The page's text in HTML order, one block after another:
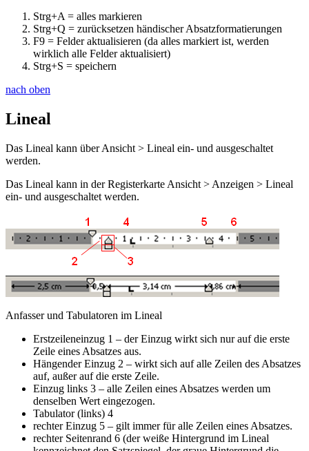
Strg+A= alles markieren
Strg+Q = zurücksetzen händischer Absatzformatierungen
F9 = Felder aktualisieren (da alles markiert ist, werden
wirklich alle Felder aktualisiert)
Strg+S = speichern
nach oben
Lineal
Das Lineal kann überAnsicht > Lineal ein- und ausgeschaltet
werden.
Das Lineal kann in der Registerkarte Ansicht > Anzeigen > Lineal
ein- und ausgeschaltet werden.
Anfasser und Tabulatoren im Lineal
Erstzeileneinzug 1 – der Einzug wirkt sich nur auf die erste
Zeile eines Absatzes aus.
Hängender Einzug 2 – wirkt sich auf alle Zeilen des Absatzes
auf, außer auf die erste Zeile.
Einzug links 3 – alle Zeilen eines Absatzes werden um
denselben Wert eingezogen.
Tabulator (links) 4
rechter Einzug 5 – gilt immer für alle Zeilen eines Absatzes.
rechter Seitenrand 6 (der weiße Hintergrund im Lineal